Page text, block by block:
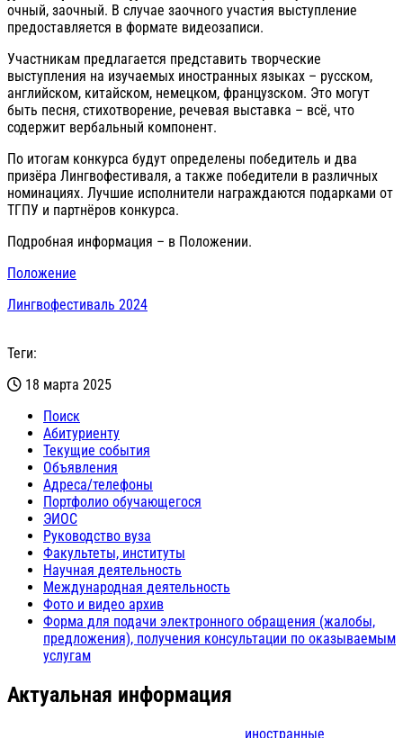
очный, заочный. В случае заочного участия выступление
предоставляется в формате видеозаписи.
Участникам предлагается представить творческие
выступления на изучаемых иностранных языках – русском,
английском, китайском, немецком, французском. Это могут
быть песня, стихотворение, речевая выставка – всё, что
содержит вербальный компонент.
По итогам конкурса будут определены победитель и два
призёра Лингвофестиваля, а также победители в различных
номинациях. Лучшие исполнители награждаются подарками от
ТГПУ и партнёров конкурса.
Подробная информация – в Положении.
Положение
Лингвофестиваль 2024
Теги:
18 марта 2025
Поиск
Абитуриенту
Текущие события
Объявления
Адреса/телефоны
Портфолио обучающегося
ЭИОС
Руководство вуза
Факультеты, институты
Научная деятельность
Международная деятельность
Фото и видео архив
Форма для подачи электронного обращения (жалобы,
предложения), получения консультации по оказываемым
услугам
Актуальная информация
иностранные